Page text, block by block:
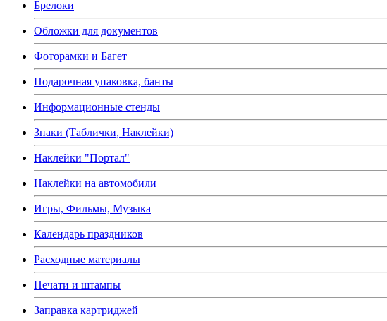
Брелоки
Обложки для документов
Фоторамки и Багет
Подарочная упаковка, банты
Информационные стенды
Знаки (Таблички, Наклейки)
Наклейки "Портал"
Наклейки на автомобили
Игры, Фильмы, Музыка
Календарь праздников
Расходные материалы
Печати и штампы
Заправка картриджей